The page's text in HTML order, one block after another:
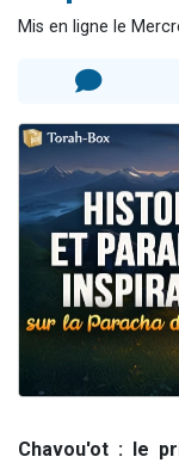
Mis en ligne le
Chavou'ot : le